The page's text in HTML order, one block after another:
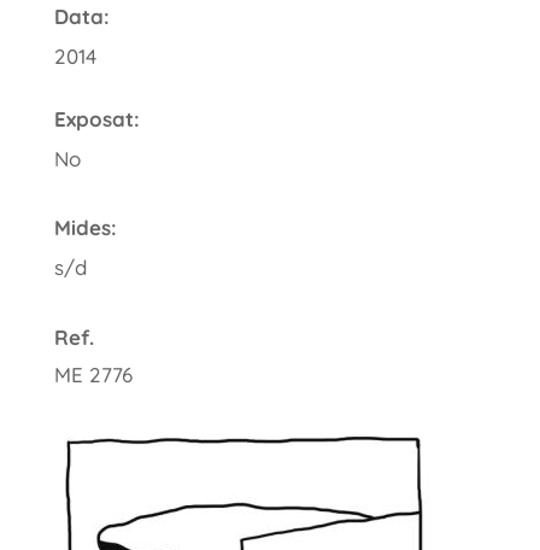
Data:
2014
Exposat:
No
Mides:
s/d
Ref.
ME 2776